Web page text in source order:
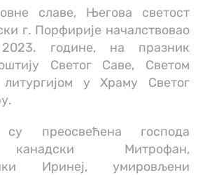
славе, Његовa светост
г. Порфирије началствовао
године, на празник
Светог Саве, Светом
литургијом у Храму Светог
су преосвећена господа
Митрофан,
Иринеј, умировљени